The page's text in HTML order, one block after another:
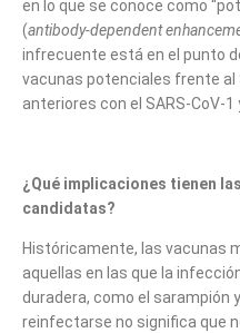
en lo que se conoce como
(antibody-dependent
infrecuente está en el punto
vacunas potenciales frente al
anteriores con el SARS-CoV-1
¿Qué implicaciones tienen
candidatas?
Históricamente, las vacunas
aquellas en las que la
duradera, como el sarampión
reinfectarse no significa que